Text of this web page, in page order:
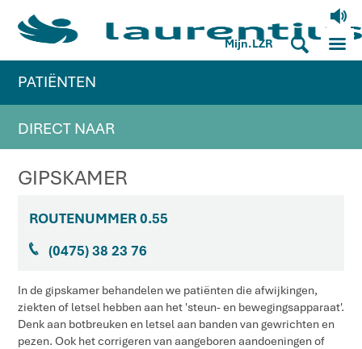
V
Mijn.LZR S M
PATIËNTEN
DIRECT NAAR
GIPSKAMER
ROUTENUMMER 0.55
J (0475) 38 23 76
In de gipskamer behandelen we patiënten die afwijkingen,
ziekten of letsel hebben aan het 'steun- en bewegingsapparaat'.
Denk aan botbreuken en letsel aan banden van gewrichten en
pezen. Ook het corrigeren van aangeboren aandoeningen of